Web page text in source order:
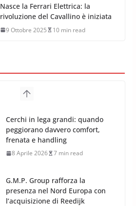
Nasce la Ferrari Elettrica: la
rivoluzione del Cavallino è iniziata
9 Ottobre 2025 10 min read
Cerchi in lega grandi: quando
peggiorano davvero comfort,
frenata e handling
8 Aprile 2026 7 min read
G.M.P. Group rafforza la
presenza nel Nord Europa con
l’acquisizione di Reedijk